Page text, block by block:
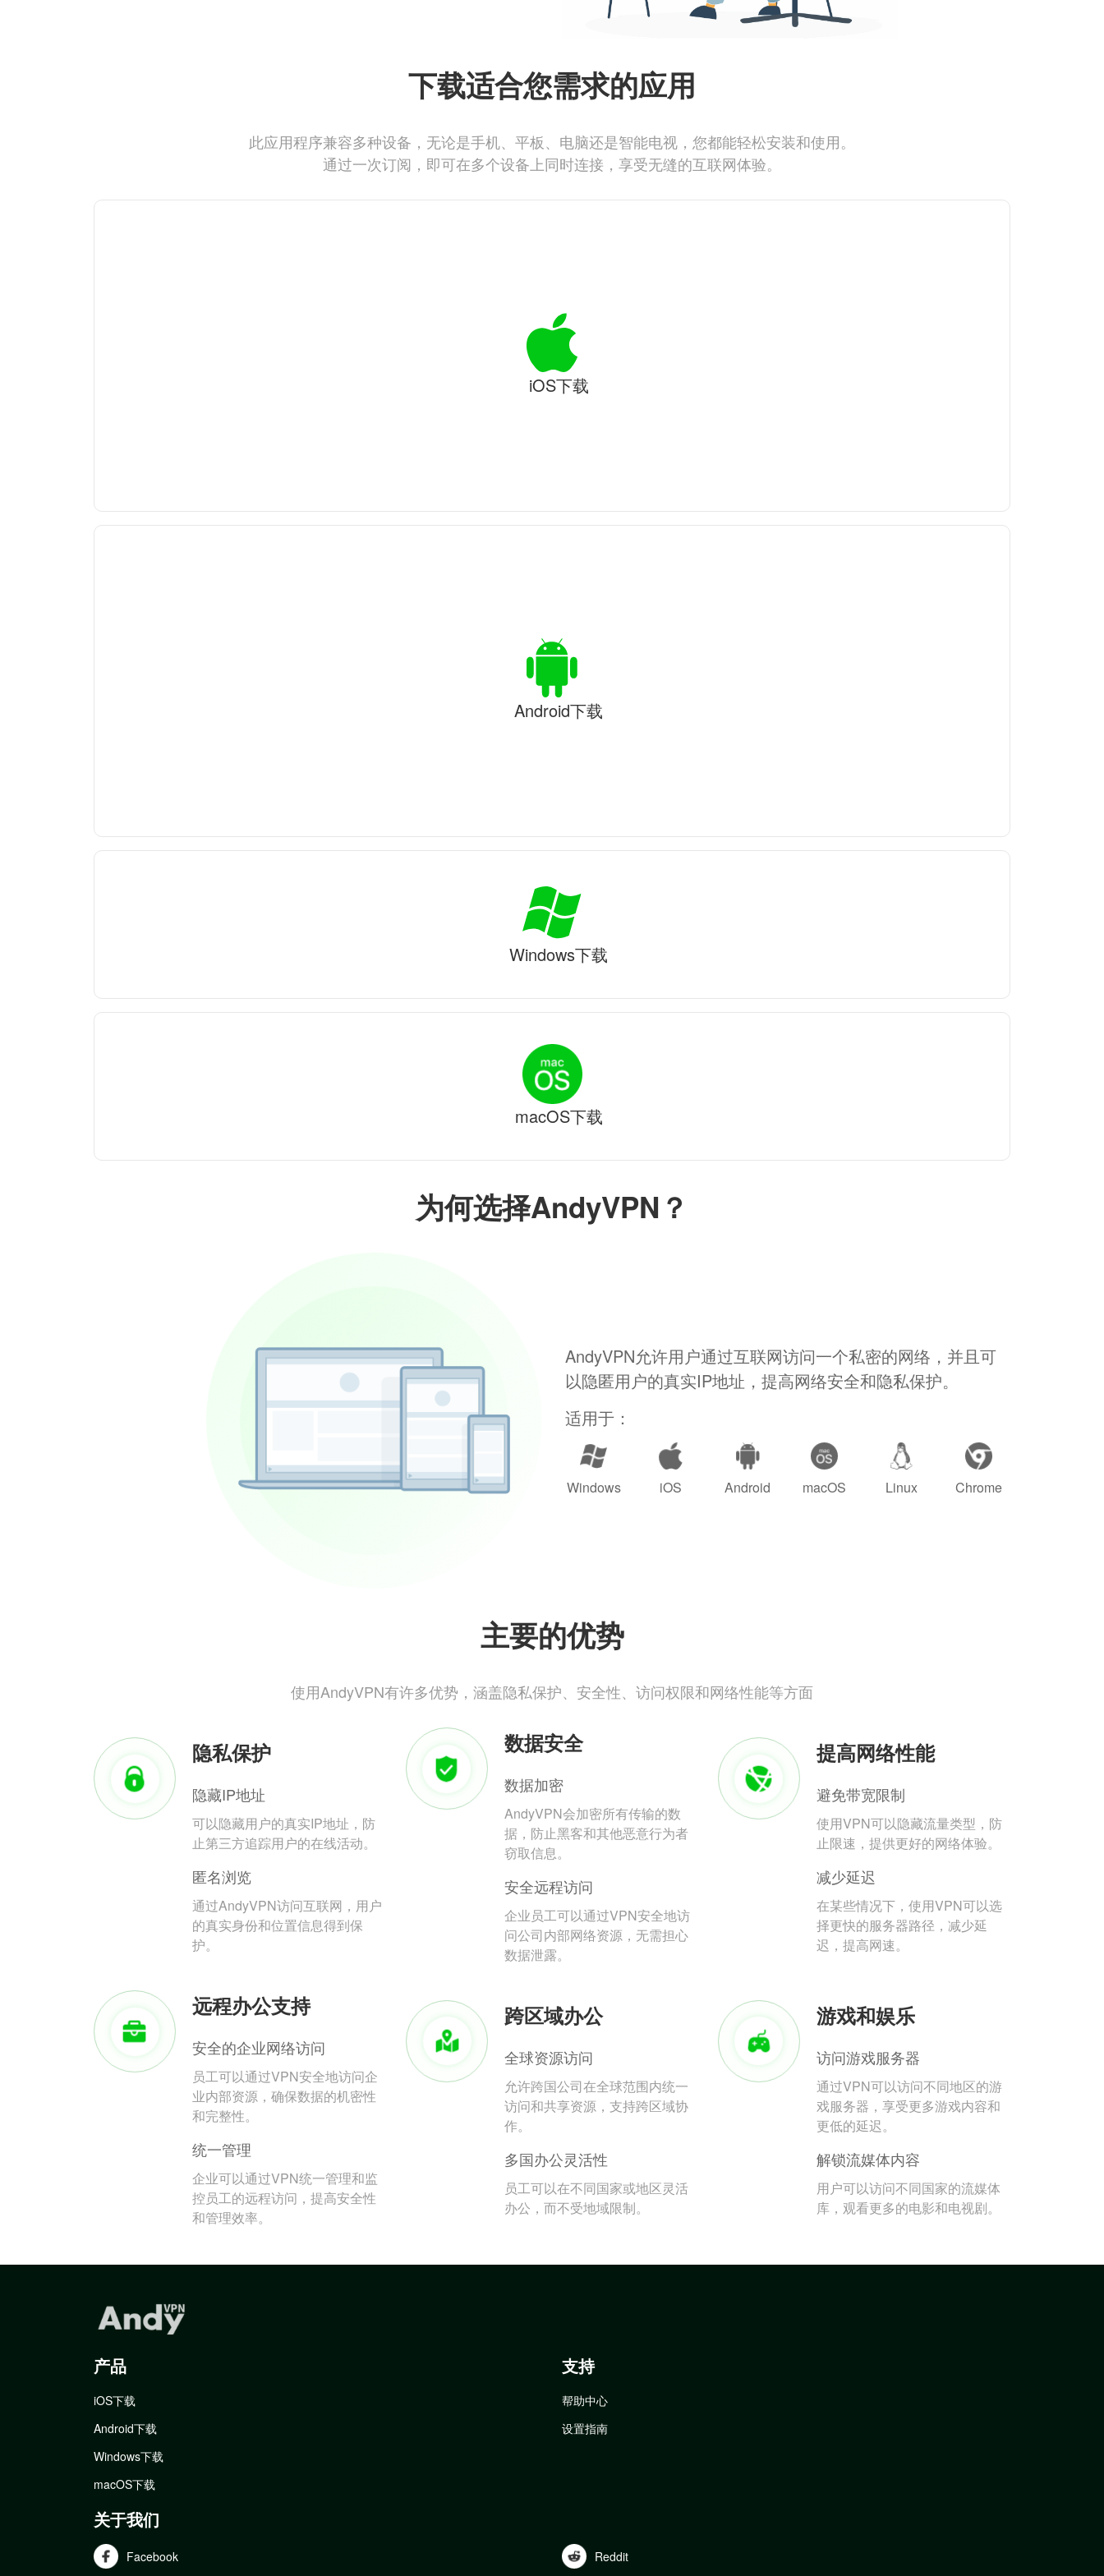
为何选择AndyVPN？
AndyVPN允许用户通过互联网访问一个私密的网络，并且可
以隐匿用户的真实IP地址，提高网络安全和隐私保护。
适用于：
Windows iOS Android macOS Linux Chrome
主要的优势
使用AndyVPN有许多优势，涵盖隐私保护、安全性、访问权限和网络性能等方面
隐私保护
隐藏IP地址
可以隐藏用户的真实IP地址，防
止第三方追踪用户的在线活动。
匿名浏览
通过AndyVPN访问互联网，用户
的真实身份和位置信息得到保
护。
数据安全
数据加密
AndyVPN会加密所有传输的数
据，防止黑客和其他恶意行为者
窃取信息。
安全远程访问
企业员工可以通过VPN安全地访
问公司内部网络资源，无需担心
数据泄露。
提高网络性能
避免带宽限制
使用VPN可以隐藏流量类型，防
止限速，提供更好的网络体验。
减少延迟
在某些情况下，使用VPN可以选
择更快的服务器路径，减少延
迟，提高网速。
远程办公支持
安全的企业网络访问
员工可以通过VPN安全地访问企
业内部资源，确保数据的机密性
和完整性。
统一管理
企业可以通过VPN统一管理和监
控员工的远程访问，提高安全性
和管理效率。
跨区域办公
全球资源访问
允许跨国公司在全球范围内统一
访问和共享资源，支持跨区域协
作。
多国办公灵活性
员工可以在不同国家或地区灵活
办公，而不受地域限制。
游戏和娱乐
访问游戏服务器
通过VPN可以访问不同地区的游
戏服务器，享受更多游戏内容和
更低的延迟。
解锁流媒体内容
用户可以访问不同国家的流媒体
库，观看更多的电影和电视剧。
下载适合您需求的应用
此应用程序兼容多种设备，无论是手机、平板、电脑还是智能电视，您都能轻松安装和使用。
通过一次订阅，即可在多个设备上同时连接，享受无缝的互联网体验。
iOS下载
Android下载
Windows下载
macOS下载
产品
iOS下载
Android下载
Windows下载
macOS下载
支持
帮助中心
设置指南
关于我们
Facebook Reddit